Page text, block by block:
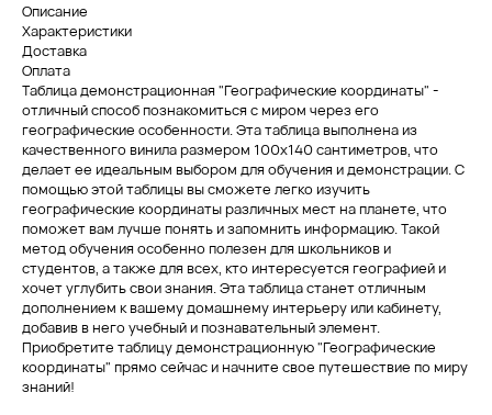
Описание
Характеристики
Доставка
Оплата
Таблица демонстрационная "Географические координаты" -
отличный способ познакомиться с миром через его
географические особенности. Эта таблица выполнена из
качественного винила размером 100x140 сантиметров, что
делает ее идеальным выбором для обучения и демонстрации. С
помощью этой таблицы вы сможете легко изучить
географические координаты различных мест на планете, что
поможет вам лучше понять и запомнить информацию. Такой
метод обучения особенно полезен для школьников и
студентов, а также для всех, кто интересуется географией и
хочет углубить свои знания. Эта таблица станет отличным
дополнением к вашему домашнему интерьеру или кабинету,
добавив в него учебный и познавательный элемент.
Приобретите таблицу демонстрационную "Географические
координаты" прямо сейчас и начните свое путешествие по миру
знаний!